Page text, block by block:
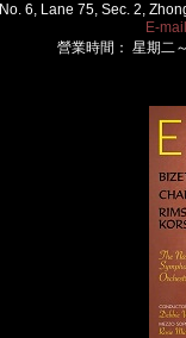
No. 6, Lane 75, Sec. 2,
E-
營業時間： 星期二